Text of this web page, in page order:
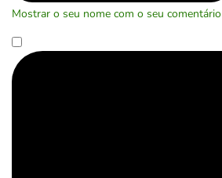
Mostrar o seu nome com o seu comentário